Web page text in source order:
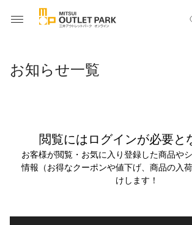
お知らせ一覧
閲覧にはログインが必要と
お客様が閲覧・お気に入り登録した商品や
情報（お得なクーポンや値下げ、商品の入
けします！